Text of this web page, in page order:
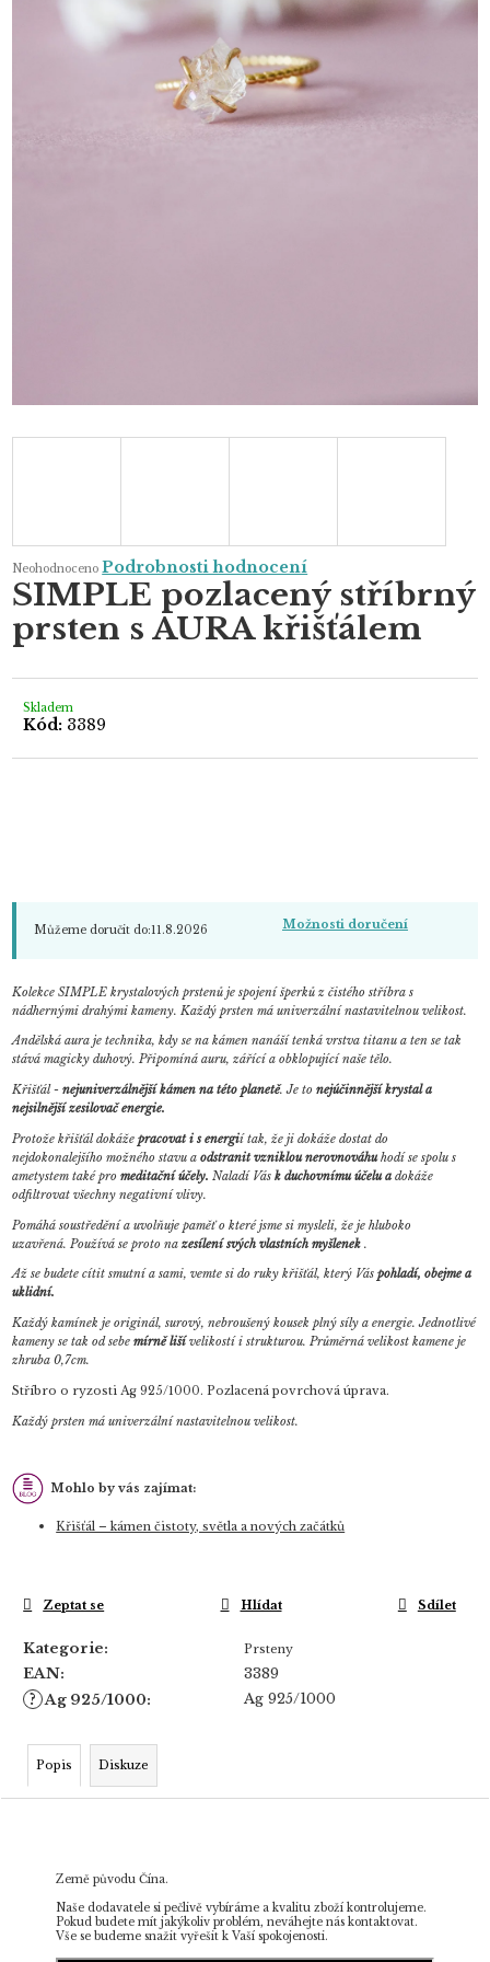
Průměrné
produktu
je
0,0
5
Neohodnoceno Podrobnosti hodnocení
SIMPLE pozlacený stříbrný
prsten s AURA křišťálem
Skladem
Kód: 3389
Můžeme doručit do:11.8.2026 Možnosti doručení
Kolekce SIMPLE krystalových prstenů je spojení šperků z čistého stříbra s
nádhernými drahými kameny. Každý prsten má univerzální nastavitelnou velikost.
Andělská aura je technika, kdy se na kámen nanáší tenká vrstva titanu a ten se tak
stává magicky duhový. Připomíná auru, zářící a obklopující naše tělo.
Křišťál -nejuniverzálnější kámen na této planetě. Je tonejúčinnější krystal a
nejsilnější zesilovač energie.
Protože křišťál dokážepracovat i s energií tak, že ji dokáže dostat do
nejdokonalejšího možného stavu aodstranit vzniklou nerovnováhuhodí se spolu s
ametystem také pro meditační účely. Naladí Vásk duchovnímu účelu a dokáže
odfiltrovat všechny negativní vlivy.
Pomáhá soustředění a uvolňuje paměť o které jsme si mysleli, že je hluboko
uzavřená.Používá se proto na zesílení svých vlastních myšlenek .
Až se budete cítit smutní a sami, vemte si do ruky křišťál, který Vás pohladí, obejme a
uklidní.
Každý kamínek je originál, surový, nebroušený kousek plný síly a energie. Jednotlivé
kameny se tak od sebemírně liší velikostí i strukturou. Průměrná velikost kamene je
zhruba 0,7cm.
Stříbro o ryzosti Ag 925/1000. Pozlacená povrchová úprava.
Každý prsten má univerzální nastavitelnou velikost.
Mohlo by vás zajímat:
Křišťál – kámen čistoty, světla a nových začátků
Kategorie: Prsteny
EAN: 3389
? Ag 925/1000: Ag 925/1000
Zeptat se Hlídat Sdílet
Popis Diskuze
Země původu Čína.
Naše dodavatele si pečlivě vybíráme a kvalitu zboží kontrolujeme.
Pokud budete mít jakýkoliv problém, neváhejte nás kontaktovat.
Vše se budeme snažit vyřešit k Vaší spokojenosti.